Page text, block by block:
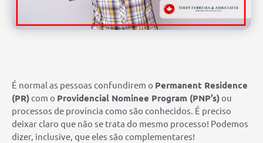
É normal as pessoas confundirem o Permanent Residence
(PR)com o Providencial Nominee Program (PNP’s)ou
processos de província como são conhecidos. É preciso
deixar claro que não se trata do mesmo processo! Podemos
dizer, inclusive, que eles são complementares!